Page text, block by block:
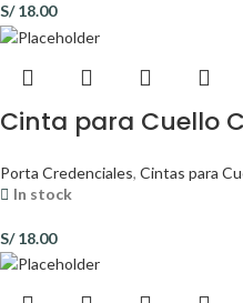
S/18.00
Cinta para Cuello
Porta Credenciales, Cintas para
In stock
S/18.00